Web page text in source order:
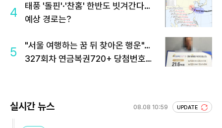
4
태풍 '돌핀'·'찬홈' 한반도 빗겨간다…
예상 경로는?
5
"서울 여행하는 꿈 뒤 찾아온 행운"…
327회차 연금복권720+ 당첨번호조
실시간 뉴스 08.08 10:59 UPDATE